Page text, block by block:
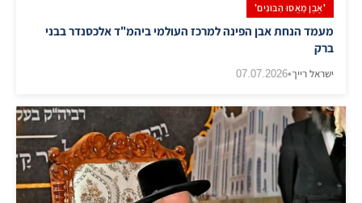
'אֶבֶן מָאֲסוּ הַבּוֹנִים'
מעמד הנחת אבן הפינה למרכז העולמי ביהמ"ד אלכסנדר בבני
ברק
ישראל רייך•
07.07.2026